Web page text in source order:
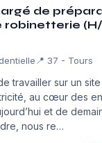
de
robinetterie
📍 37 - Tours
travailler sur un
au cœur des
et de
nous re…